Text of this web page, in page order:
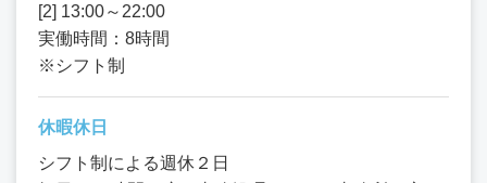
[2] 13:00～22:00
実働時間：8時間
※シフト制
休暇休日
シフト制による週休２日